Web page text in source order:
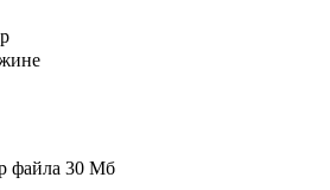
файла 30 Мб